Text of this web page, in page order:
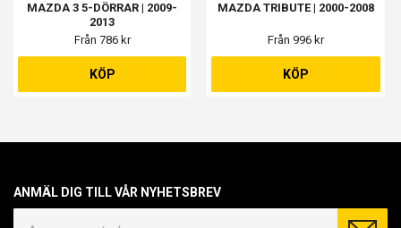
MAZDA 3 5-DÖRRAR | 2009-
2013
Från 786 kr
KÖP
MAZDA TRIBUTE | 2000-2008
Från 996 kr
KÖP
ANMÄL DIG TILL VÅR NYHETSBREV